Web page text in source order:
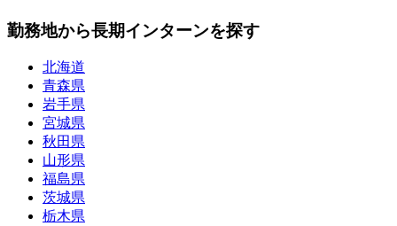
勤務地から長期インターンを探す
北海道
青森県
岩手県
宮城県
秋田県
山形県
福島県
茨城県
栃木県